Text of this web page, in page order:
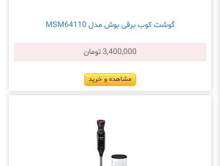
گوشت کوب برقی بوش مدل MSM64110
3,400,000 تومان
مشاهده و خرید